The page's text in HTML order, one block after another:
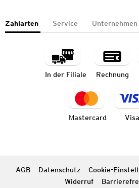
Zahlarten Service Unternehmen
In der Filiale Rechnung
Mastercard Visa
AGB Datenschutz Cookie-
Widerruf